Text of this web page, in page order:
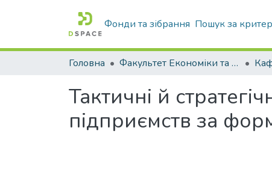
Фонди та зібрання Пошук за
Головна Факультет Економіки та бізнесу
Тактичні й
підприємств за